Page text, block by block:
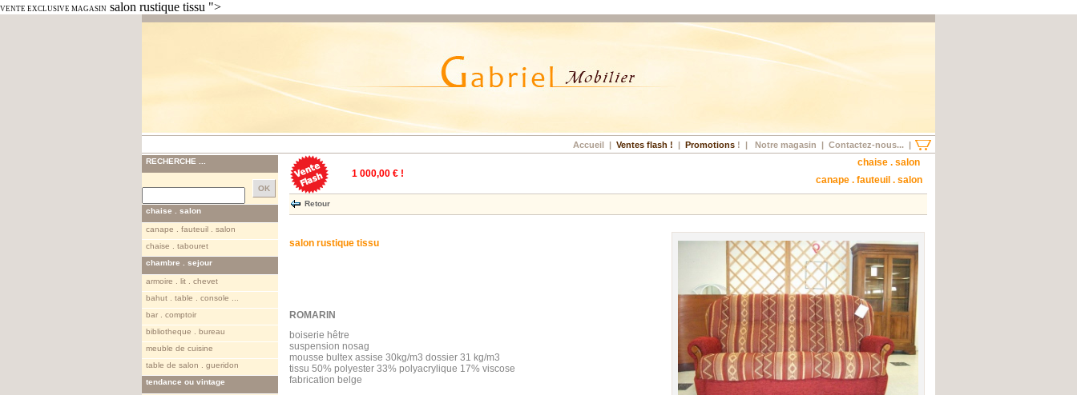
VENTE EXCLUSIVE MAGASIN salon rustique tissu ">
Accueil | Ventes flash ! | Promotions ! | Notre magasin | Contactez-nous... |
RECHERCHE ...
chaise . salon
canape . fauteuil . salon
chaise . tabouret
chambre . sejour
armoire . lit . chevet
bahut . table . console ...
bar . comptoir
bibliotheque . bureau
meuble de cuisine
table de salon . gueridon
tendance ou vintage
1 000,00 € !
chaise . salon
canape . fauteuil . salon
Retour
salon rustique tissu
ROMARIN
boiserie hêtre
suspension nosag
mousse bultex assise 30kg/m3 dossier 31 kg/m3
tissu 50% polyester 33% polyacrylique 17% viscose
fabrication belge